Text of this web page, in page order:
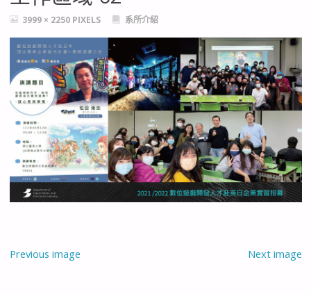
FULL3999 × 2250 PIXELS 系所介紹
Previous image Next image